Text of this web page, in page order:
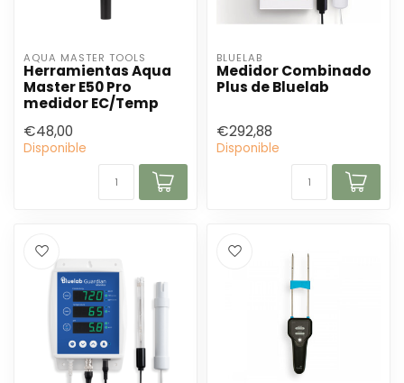
AQUA MASTER TOOLS
Herramientas Aqua
Master E50 Pro
medidor EC/Temp
€48,00
Disponible
BLUELAB
Medidor Combinado
Plus de Bluelab
€292,88
Disponible